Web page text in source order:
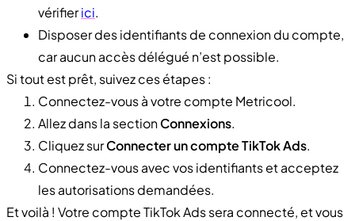
vérifierici.
Disposer des identifiants de connexion du compte,
car aucun accès délégué n’est possible.
Si tout est prêt, suivez ces étapes :
Connectez-vous à votre compte Metricool.
Allez dans la sectionConnexions.
Cliquez surConnecter un compte TikTok Ads.
Connectez-vous avec vos identifiants et acceptez
les autorisations demandées.
Et voilà ! Votre compte TikTok Ads sera connecté, et vous